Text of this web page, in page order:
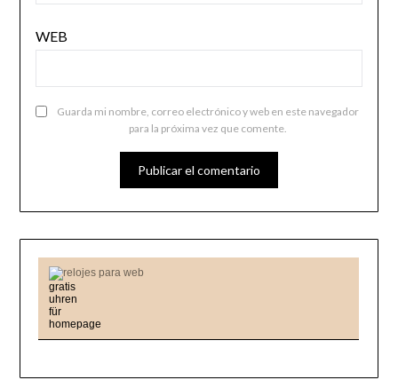
WEB
Guarda mi nombre, correo electrónico y web en este navegador
para la próxima vez que comente.
relojes para web